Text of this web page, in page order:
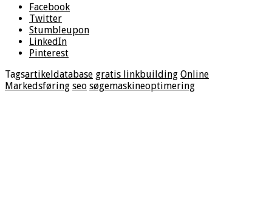
Facebook
Twitter
Stumbleupon
LinkedIn
Pinterest
Tagsartikeldatabase gratis linkbuilding Online
Markedsføring seo søgemaskineoptimering